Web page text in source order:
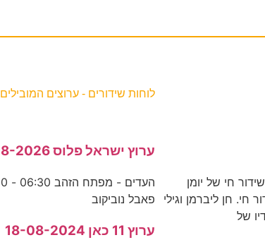
הבוקר הזה - עם רן בנימיני 06:04 - 08:00 שידור חי של יומן
חן ליברמן וגילי
לוחות שידורים - ערוצים המובילים
ערוץ ישראל פלוס 05-08-2026
פאבל נוביקוב
ערוץ 11 כאן 18-08-2024